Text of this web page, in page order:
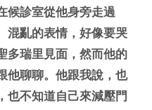
候診室從他身旁走過
混亂的表情，好像要哭
多瑞里見面，然而他的
他聊聊。他跟我說，也
也不知道自己來減壓門